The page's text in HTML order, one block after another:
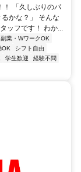
！ 「久しぶりのパ
かな？」 そんな
ッフです！ わか...
副業・WワークOK
OK
シフト自由
学生歓迎
経験不問